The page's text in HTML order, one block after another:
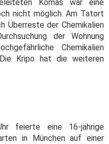
Komas war eine
nicht möglich. Am Tatort
Überreste der Chemikalien
der Wohnung
Chemikalien
Kripo hat die weiteren
feierte eine 16-jährige
in München auf einer